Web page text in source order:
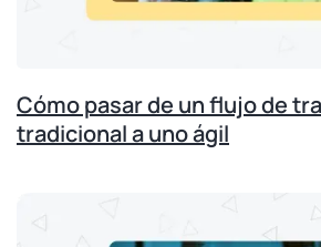
Cómo pasar de un flujo de
tradicional a uno ágil